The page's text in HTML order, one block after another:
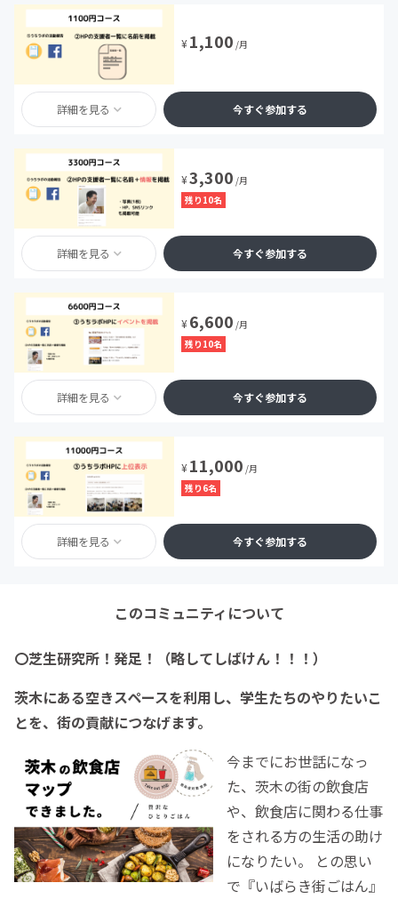
¥1,100 /月
詳細を見る 今すぐ参加する
¥3,300 /月
残り10名
詳細を見る 今すぐ参加する
¥6,600 /月
残り10名
詳細を見る 今すぐ参加する
¥11,000 /月
残り6名
詳細を見る 今すぐ参加する
このコミュニティについて
〇芝生研究所！発足！（略してしばけん！！！）
茨木にある空きスペースを利用し、学生たちのやりたいこ
とを、街の貢献につなげます。
今までにお世話になっ
た、茨木の街の飲食店
や、飲食店に関わる仕事
をされる方の生活の助け
になりたい。 との思い
で『いばらき街ごはん』